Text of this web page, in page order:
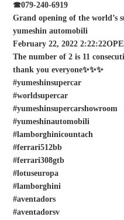
☎︎079-240-6919
Grand opening of the world’s
yumeshin automobili
February 22, 2022
The number of 2 is 11
thank you everyone✨✨✨
#yumeshinsupercar
#worldsupercar
#yumeshinsupercarshowroom
#yumeshinautomobili
#lamborghinicountach
#ferrari512bb
#ferrari308gtb
#lotuseuropa
#lamborghini
#aventadors
#aventadorsv